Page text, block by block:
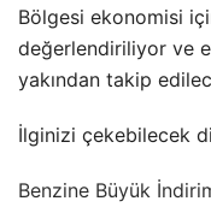
Bölgesi ekonomisi
değerlendiriliyor ve
yakından takip
İlginizi çekebilecek
Benzine Büyük